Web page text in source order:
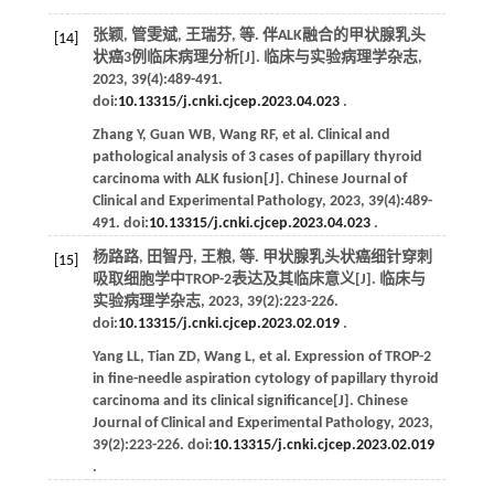
[14] 张颖, 管雯斌, 王瑞芬, 等. 伴ALK融合的甲状腺乳头
状癌3例临床病理分析[J]. 临床与实验病理学杂志,
2023, 39(4):489-491.
doi:10.13315/j.cnki.cjcep.2023.04.023.
Zhang Y, Guan WB, Wang RF, et al . Clinical and
pathological analysis of 3 cases of papillary thyroid
carcinoma with ALK fusion[J]. Chinese Journal of
Clinical and Experimental Pathology, 2023, 39(4):489-
491. doi:10.13315/j.cnki.cjcep.2023.04.023.
[15] 杨路路, 田智丹, 王粮, 等. 甲状腺乳头状癌细针穿刺
吸取细胞学中TROP-2表达及其临床意义[J]. 临床与
实验病理学杂志, 2023, 39(2):223-226.
doi:10.13315/j.cnki.cjcep.2023.02.019.
Yang LL, Tian ZD, Wang L, et al . Expression of TROP-2
in fine-needle aspiration cytology of papillary thyroid
carcinoma and its clinical significance[J]. Chinese
Journal of Clinical and Experimental Pathology, 2023,
39(2):223-226. doi:10.13315/j.cnki.cjcep.2023.02.019
.